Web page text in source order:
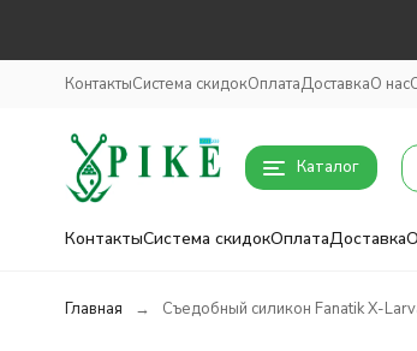
КонтактыСистема скидокОплатаДоставкаО нас
Каталог
КонтактыСистема скидокОплатаДоставка
Главная Съедобный силикон Fanatik X-